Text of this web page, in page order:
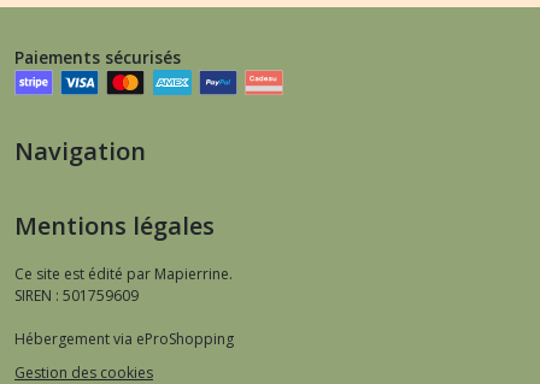
Paiements sécurisés
Navigation
Mentions légales
Ce site est édité par Mapierrine.
SIREN : 501759609
Hébergement via eProShopping
Gestion des cookies